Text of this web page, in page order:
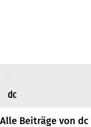
dc
Alle Beiträge von dc